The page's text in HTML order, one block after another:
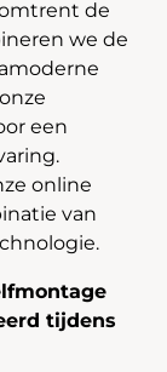
de
we de
een
online
van
tijdens